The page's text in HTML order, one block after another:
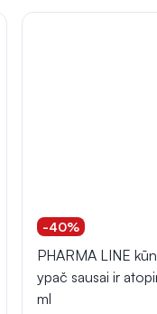
-40%
PHARMA LINE
ypač sausai ir
ml